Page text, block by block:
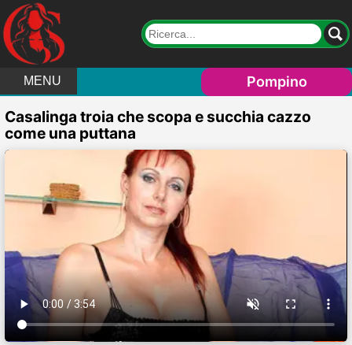
MENU Pompino
Casalinga troia che scopa e succhia cazzo
come una puttana